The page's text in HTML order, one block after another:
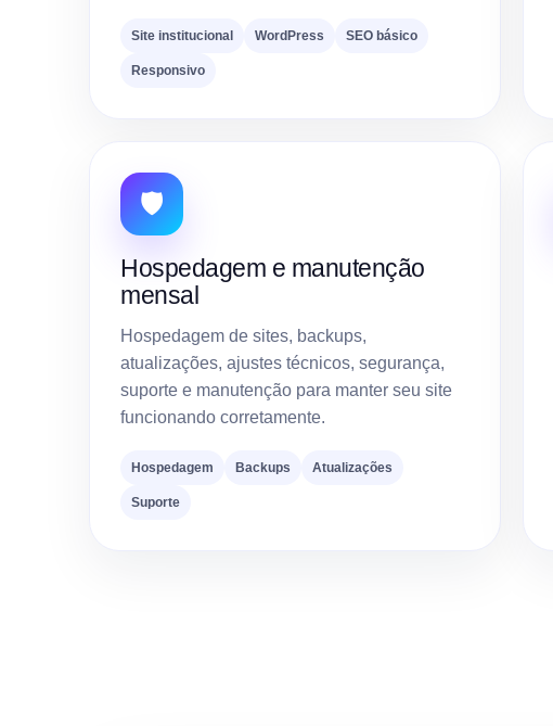
Site institucional WordPress SEO básico
Responsivo
🛡️
Hospedagem e manutenção
mensal
Hospedagem de sites, backups,
atualizações, ajustes técnicos, segurança,
suporte e manutenção para manter seu site
funcionando corretamente.
Hospedagem Backups Atualizações
Suporte